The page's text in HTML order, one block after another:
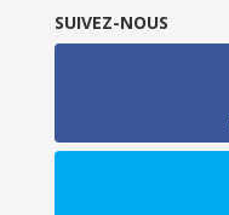
SUIVEZ-NOUS